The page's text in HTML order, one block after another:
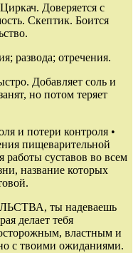
Доверяется с
Скептик. Боится
развода; отречения.
Добавляет соль и
но потом теряет
и потери контроля •
пищеварительной
суставов во всем
название которых
ты надеваешь
делает тебя
властным и
с твоими ожиданиями.